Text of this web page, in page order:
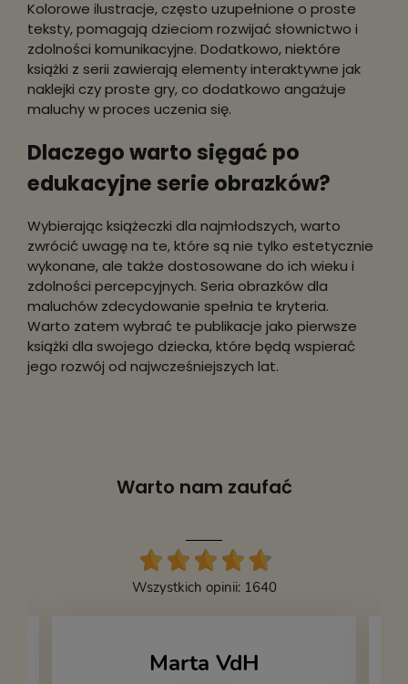
Kolorowe ilustracje, często uzupełnione o proste
teksty, pomagają dzieciom rozwijać słownictwo i
zdolności komunikacyjne. Dodatkowo, niektóre
książki z serii zawierają elementy interaktywne jak
naklejki czy proste gry, co dodatkowo angażuje
maluchy w proces uczenia się.
Dlaczego warto sięgać po
edukacyjne serie obrazków?
Wybierając książeczki dla najmłodszych, warto
zwrócić uwagę na te, które są nie tylko estetycznie
wykonane, ale także dostosowane do ich wieku i
zdolności percepcyjnych. Seria obrazków dla
maluchów zdecydowanie spełnia te kryteria.
Warto zatem wybrać te publikacje jako pierwsze
książki dla swojego dziecka, które będą wspierać
jego rozwój od najwcześniejszych lat.
Warto nam zaufać
Wszystkich opinii: 1640
Marta VdH